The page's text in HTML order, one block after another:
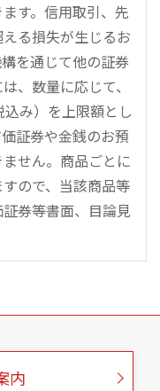
す。信用取引、先
る損失が生じるお
を通じて他の証券
、数量に応じて、
み）を上限額とし
証券や金銭のお預
せん。商品ごとに
ので、当該商品等
券等書面、目論見
内